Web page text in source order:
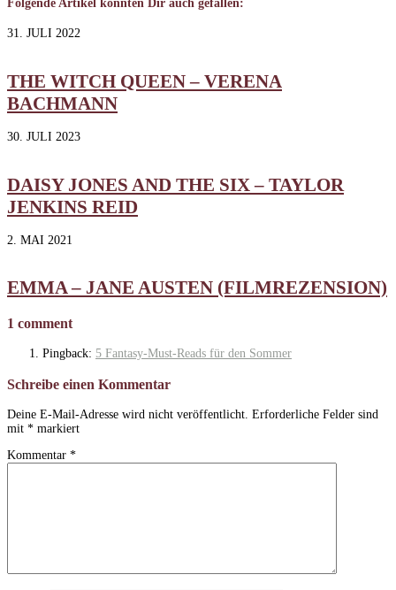
Folgende Artikel könnten Dir auch gefallen:
31. JULI 2022
THE WITCH QUEEN – VERENA
BACHMANN
30. JULI 2023
DAISY JONES AND THE SIX – TAYLOR
JENKINS REID
2. MAI 2021
EMMA – JANE AUSTEN (FILMREZENSION)
1 comment
Pingback: 5 Fantasy-Must-Reads für den Sommer
Schreibe einen Kommentar
Deine E-Mail-Adresse wird nicht veröffentlicht. Erforderliche Felder sind
mit * markiert
Kommentar *